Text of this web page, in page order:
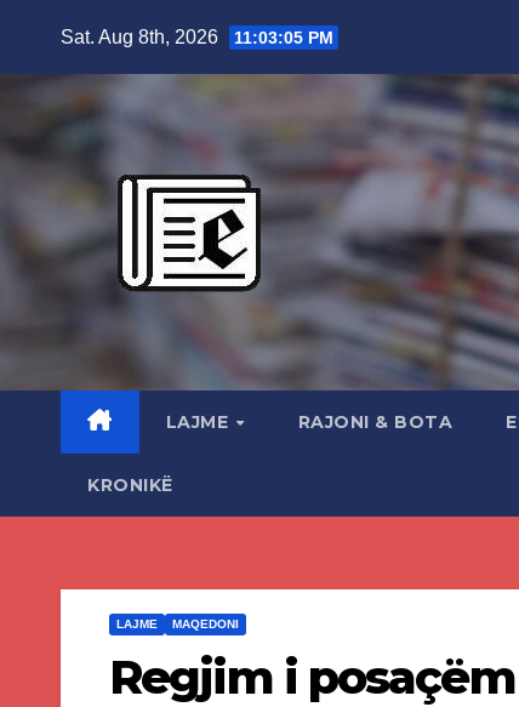
Sat. Aug 8th, 2026 11:03:06 PM
LAJME RAJONI & BOTA
KRONIKË
LAJME MAQEDONI
Regjim i